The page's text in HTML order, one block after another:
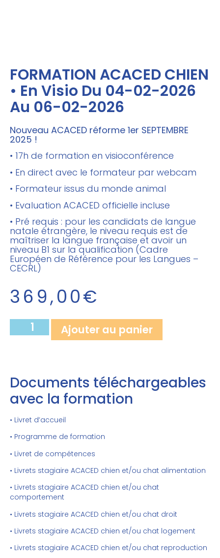
FORMATION ACACED CHIEN
• En Visio Du 04-02-2026
Au 06-02-2026
Nouveau ACACED réforme 1er SEPTEMBRE
2025 !
• 17h de formation en visioconférence
• En direct avec le formateur par webcam
• Formateur issus du monde animal
• Evaluation ACACED officielle incluse
• Pré requis : pour les candidats de langue
natale étrangère, le niveau requis est de
maîtriser la langue française et avoir un
niveau B1 sur la qualification (Cadre
Européen de Référence pour les Langues –
CECRL)
369,00€
Ajouter au panier
Documents téléchargeables
avec la formation
• Livret d’accueil
• Programme de formation
• Livret de compétences
• Livrets stagiaire ACACED chien et/ou chat alimentation
• Livrets stagiaire ACACED chien et/ou chat
comportement
• Livrets stagiaire ACACED chien et/ou chat droit
• Livrets stagiaire ACACED chien et/ou chat logement
• Livrets stagiaire ACACED chien et/ou chat reproduction